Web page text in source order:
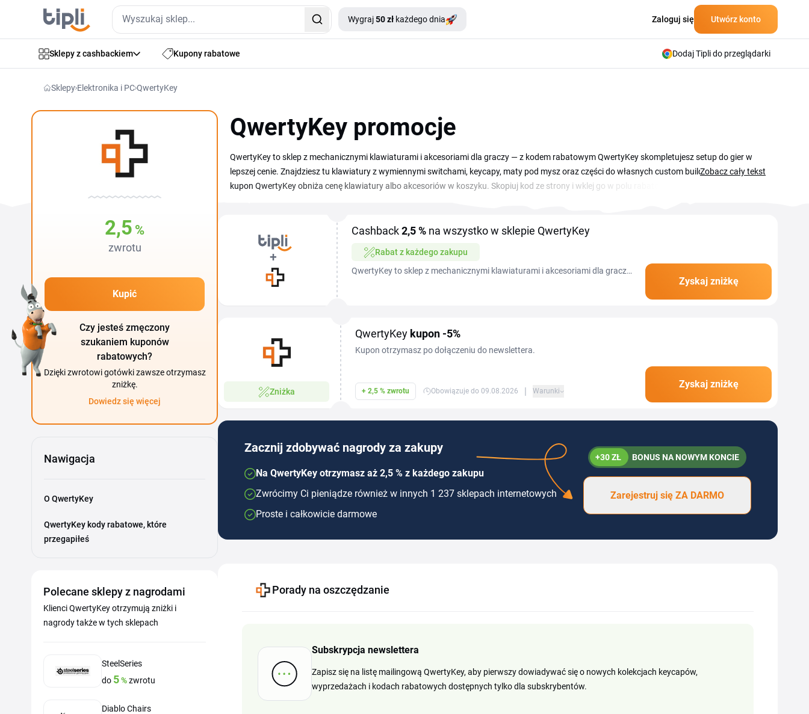
Wygraj50 zł każdego dnia Zaloguj się Utwórz konto
Sklepy z cashbackiem Kupony rabatowe Dodaj Tipli do przeglądarki
Sklepy Elektronika i PCQwertyKey
2,5 %
zwrotu
Kupić
Czy jesteś zmęczony
szukaniem kuponów
rabatowych?
Dzięki zwrotowi gotówki zawsze otrzymasz
zniżkę.
Dowiedz się więcej
Nawigacja
O QwertyKey
QwertyKey kody rabatowe, które
przegapiłeś
Polecane sklepy z nagrodami
Klienci QwertyKey otrzymują zniżki i
nagrody także w tych sklepach
SteelSeries
do 5%zwrotu
Diablo Chairs
QwertyKey promocje
QwertyKey to sklep z mechanicznymi klawiaturami i akcesoriami dla graczy — z kodem rabatowym QwertyKey skompletujesz setup do gier w
lepszej cenie. Znajdziesz tu klawiatury z wymiennymi switchami, keycapy, maty pod mysz oraz części do własnych custom buildów. Aktualny
kupon QwertyKey obniża cenę klawiatury albo akcesoriów w koszyku. Skopiuj kod ze strony i wklej go w polu rabatowym przed zakończeniem
Zobacz cały tekst
Cashback2,5 % na wszystko w sklepie QwertyKey
Rabat z każdego zakupu
QwertyKey to sklep z mechanicznymi klawiaturami i akcesoriami dla graczy
Zyskaj zniżkę
Zniżka
QwertyKey kupon -5%
Kupon otrzymasz po dołączeniu do newslettera.
+ 2,5 % zwrotu Obowiązuje do 09.08.2026 | Warunki
Zyskaj zniżkę
Zacznij zdobywać nagrody za zakupy
Na QwertyKey otrzymasz aż 2,5 % z każdego zakupu
Zwrócimy Ci pieniądze również w innych 1 237 sklepach internetowych
Proste i całkowicie darmowe
+30 ZŁ BONUS NA NOWYM KONCIE
Zarejestruj się ZA DARMO
Porady na oszczędzanie
Subskrypcja newslettera
Zapisz się na listę mailingową QwertyKey, aby pierwszy dowiadywać się o nowych kolekcjach keycapów,
wyprzedażach i kodach rabatowych dostępnych tylko dla subskrybentów.